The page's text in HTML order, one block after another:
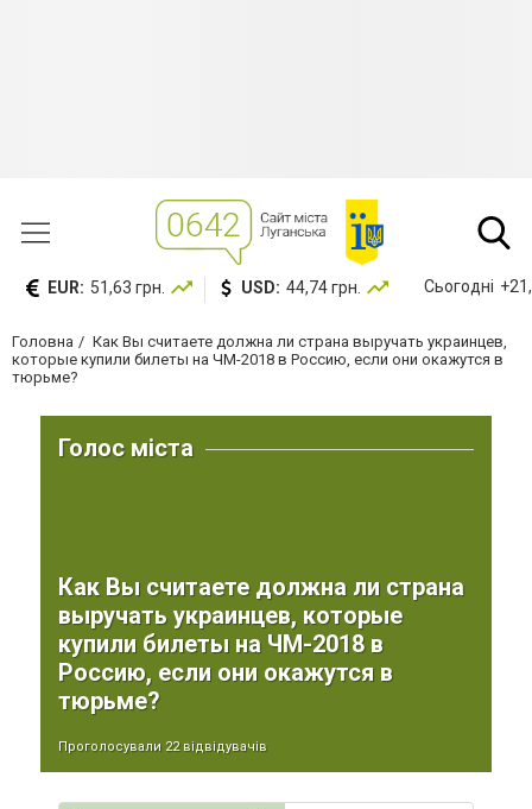
EUR: 51,63 грн. USD: 44,74 грн. Сьогодні
Головна
Как Вы считаете должна ли страна выручать украинцев,
которые купили билеты на ЧМ-2018 в Россию, если они окажутся в
тюрьме?
Голос міста
Как Вы считаете должна ли страна
выручать украинцев, которые
купили билеты на ЧМ-2018 в
Россию, если они окажутся в
тюрьме?
Проголосували 22 відвідувачів